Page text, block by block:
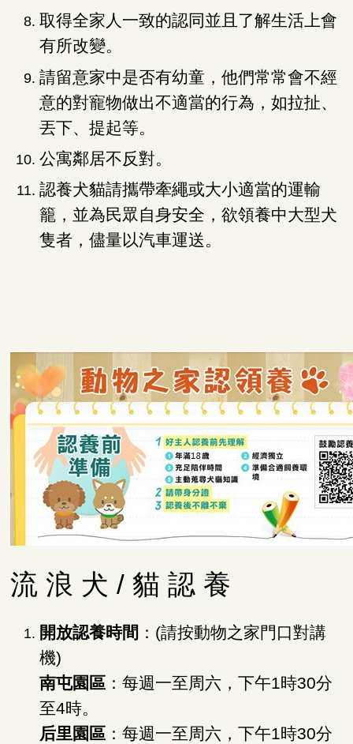
取得全家人一致的認同並且了解生活上會
有所改變。
請留意家中是否有幼童，他們常常會不經
意的對寵物做出不適當的行為，如拉扯、
丟下、提起等。
公寓鄰居不反對。
認養犬貓請攜帶牽繩或大小適當的運輸
籠，並為民眾自身安全，欲領養中大型犬
隻者，儘量以汽車運送。
流 浪 犬 / 貓 認 養
開放認養時間 ：(請按動物之家門口對講
機)
南屯園區 ：每週一至周六，下午1時30分
至4時。
后里園區 ：每週一至周六，下午1時30分